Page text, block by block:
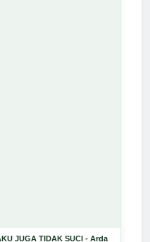
JUGA TIDAK SUCI - Arda